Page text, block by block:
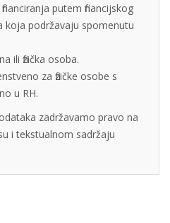
putem financijskog
koja podržavaju spomenutu
ili fizička osoba.
za fizičke osobe s
u RH.
zadržavamo pravo na
i tekstualnom sadržaju